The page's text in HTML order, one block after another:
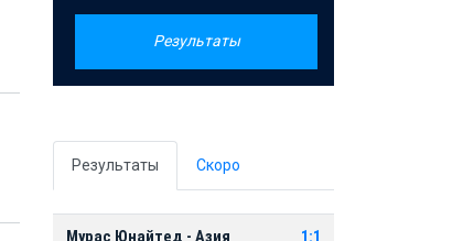
Результаты
Результаты Скоро
Мурас Юнайтед - Азия 1:1